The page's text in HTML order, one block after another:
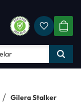
Gilera Stalker